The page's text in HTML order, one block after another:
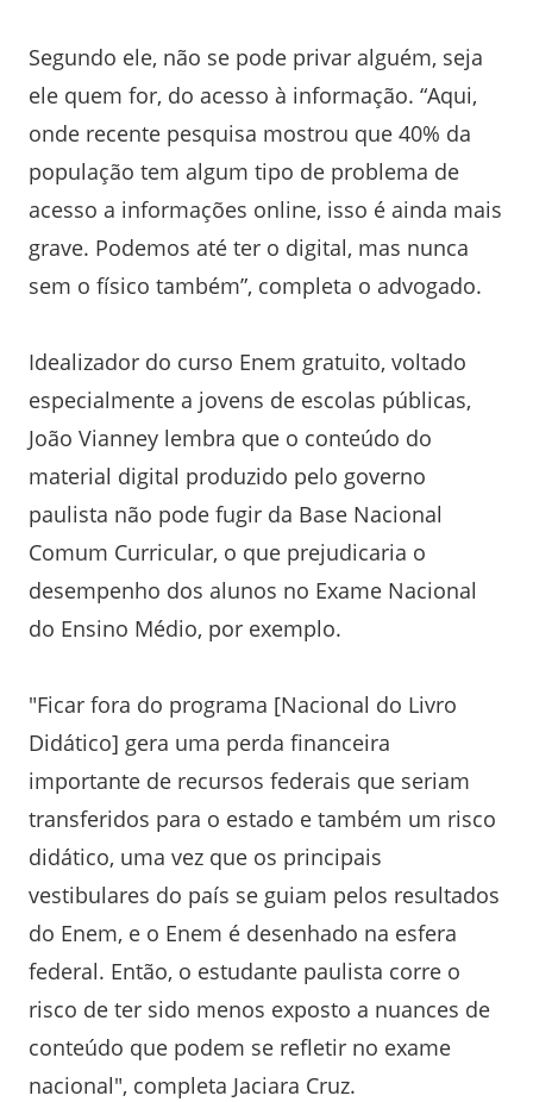
Segundo ele, não se pode privar alguém, seja
ele quem for, do acesso à informação. “Aqui,
onde recente pesquisa mostrou que 40% da
população tem algum tipo de problema de
acesso a informações online, isso é ainda mais
grave. Podemos até ter o digital, mas nunca
sem o físico também”, completa o advogado.
Idealizador do curso Enem gratuito, voltado
especialmente a jovens de escolas públicas,
João Vianney lembra que o conteúdo do
material digital produzido pelo governo
paulista não pode fugir da Base Nacional
Comum Curricular, o que prejudicaria o
desempenho dos alunos no Exame Nacional
do Ensino Médio, por exemplo.
"Ficar fora do programa [Nacional do Livro
Didático] gera uma perda financeira
importante de recursos federais que seriam
transferidos para o estado e também um risco
didático, uma vez que os principais
vestibulares do país se guiam pelos resultados
do Enem, e o Enem é desenhado na esfera
federal. Então, o estudante paulista corre o
risco de ter sido menos exposto a nuances de
conteúdo que podem se refletir no exame
nacional", completa Jaciara Cruz.